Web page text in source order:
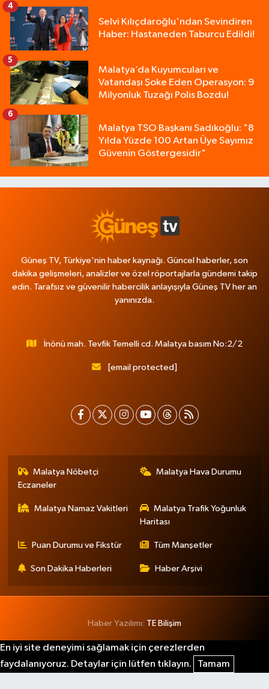
Selvi Kılıçdaroğlu'ndan Sevindiren
Haber: Hastaneden Taburcu Edildi!
4
Malatya’da Kuyumcuları ve
Vatandaşı Şoke Eden Operasyon: 9
Milyonluk Tuzağı Polis Bozdu!
5
Malatya TSO Başkanı Sadıkoğlu: "8
Yılda Yüzde 100 Artan Üye Sayımız
Güvenin Göstergesidir"
6
Güneş TV, Türkiye'nin haber kaynağı. Güncel haberler, son
dakika gelişmeleri, analizler ve özel röportajlarla gündemi takip
edin. Tarafsız ve güvenilir habercilik anlayışıyla Güneş TV her an
yanınızda.
İnönü mah. Tevfik Temelli cd. Malatya basım No:2/2
[email protected]
Malatya Nöbetçi
Eczaneler
Malatya Hava Durumu
Malatya Namaz Vakitleri
Malatya Trafik Yoğunluk
Haritası
Puan Durumu ve Fikstür Tüm Manşetler
Son Dakika Haberleri Haber Arşivi
Haber Yazılımı: TE Bilişim
En iyi site deneyimi sağlamak için çerezlerden
faydalanıyoruz. Detaylar için lütfen tıklayın.
Tamam